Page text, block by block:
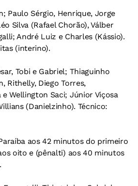
Paulo Sérgio, Henrique, Jorge
Silva (Rafael Chorão), Válber
André Luiz e Charles (Kássio).
(interino).
Tobi e Gabriel; Thiaguinho
Rithelly, Diego Torres,
Wellington Saci; Júnior Viçosa
(Danielzinho). Técnico:
aos 42 minutos do primeiro
oito e (pênalti) aos 40 minutos